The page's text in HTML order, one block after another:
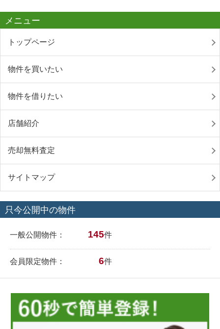
メニュー
トップページ
物件を買いたい
物件を借りたい
店舗紹介
売却無料査定
サイトマップ
只今公開中の物件
一般公開物件： 145件
会員限定物件： 6件